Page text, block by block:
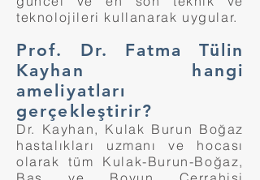
teknolojileri kullanarak uygular.
Prof. Dr. Fatma Tülin
Kayhan hangi
ameliyatları
gerçekleştirir?
Dr. Kayhan, Kulak Burun Boğaz
hastalıkları uzmanı ve hocası
olarak tüm Kulak-Burun-Boğaz,